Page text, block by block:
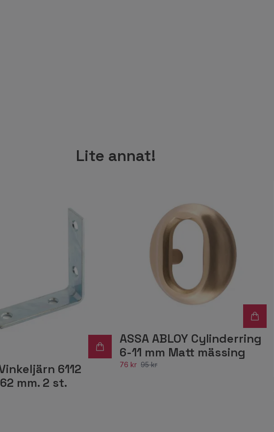
Lite annat!
6112
mm. 2 st.
ASSA ABLOY Cylinderring
6-11 mm Matt mässing
76 kr 95 kr